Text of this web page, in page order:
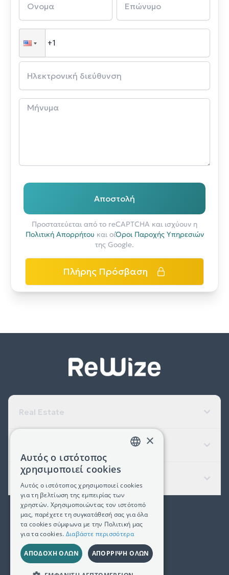
Αποστολή
Προστατεύεται από το reCAPTCHA και ισχύουν η
Πολιτική Απορρήτου και οιΌροι Παροχής Υπηρεσιών
της Google.
Πλήρης Πρόσβαση
Real Estate
(+30) 2311 24.15.60
FacebookInstagram
Γ.Ε.ΜΗ. 181367406000
×
Αυτός ο ιστότοπος
χρησιμοποιεί cookies
Αυτός ο ιστότοπος χρησιμοποιεί cookies
για τη βελτίωση της εμπειρίας των
χρηστών. Χρησιμοποιώντας τον ιστότοπό
μας, παρέχετε τη συγκατάθεσή σας για όλα
τα cookies σύμφωνα με την Πολιτική μας
για τα cookies. Διαβάστε περισσότερα
ΑΠΟΔΟΧΉ ΌΛΩΝ ΑΠΌΡΡΙΨΗ ΌΛΩΝ